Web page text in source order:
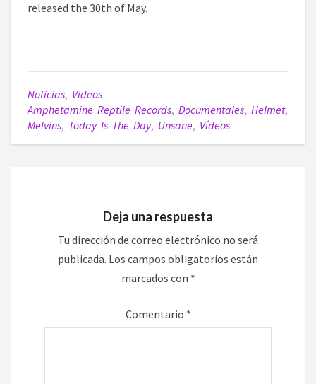
released the 30th of May.
Noticias, Videos
Amphetamine Reptile Records, Documentales, Helmet,
Melvins, Today Is The Day, Unsane, Vídeos
Deja una respuesta
Tu dirección de correo electrónico no será
publicada. Los campos obligatorios están
marcados con *
Comentario *